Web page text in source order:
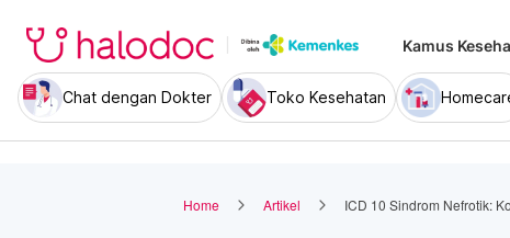
Kamus
Chat dengan Dokter Toko Kesehatan
Home Artikel ICD 10 Sindrom Nefrotik: